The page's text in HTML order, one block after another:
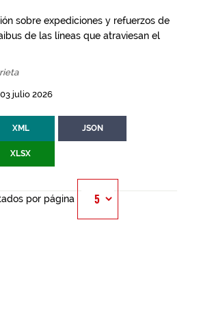
sobre expediciones y refuerzos de
de las líneas que atraviesan el
julio 2026
XML JSON
XLSX
por página